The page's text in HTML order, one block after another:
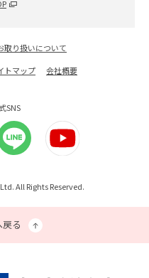
取り扱いについて
トマップ 会社概要
SNS
All Rights Reserved.
る